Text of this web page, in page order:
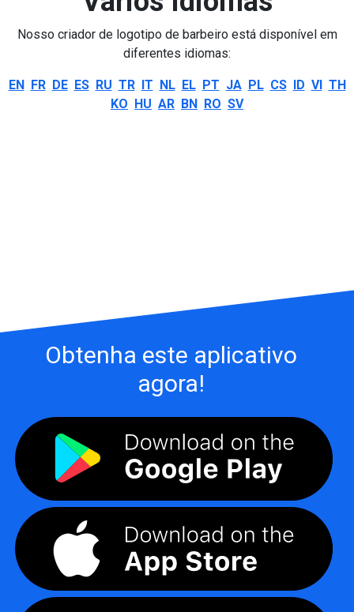
Nosso criador de logotipo de barbeiro está disponível em
diferentes idiomas:
EN FR DE ES RU TR IT NL EL PT JA PL CS ID VI TH
KO HU AR BN RO SV
Obtenha este aplicativo
agora!